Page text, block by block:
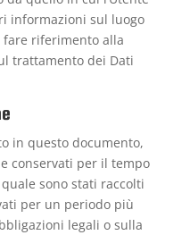
informazioni sul luogo
fare riferimento alla
trattamento dei Dati
in questo documento,
conservati per il tempo
sono stati raccolti
per un periodo più
legali o sulla